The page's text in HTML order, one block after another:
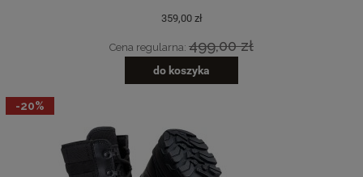
359,00 zł
Cena regularna: 499,00 zł
do koszyka
-20%